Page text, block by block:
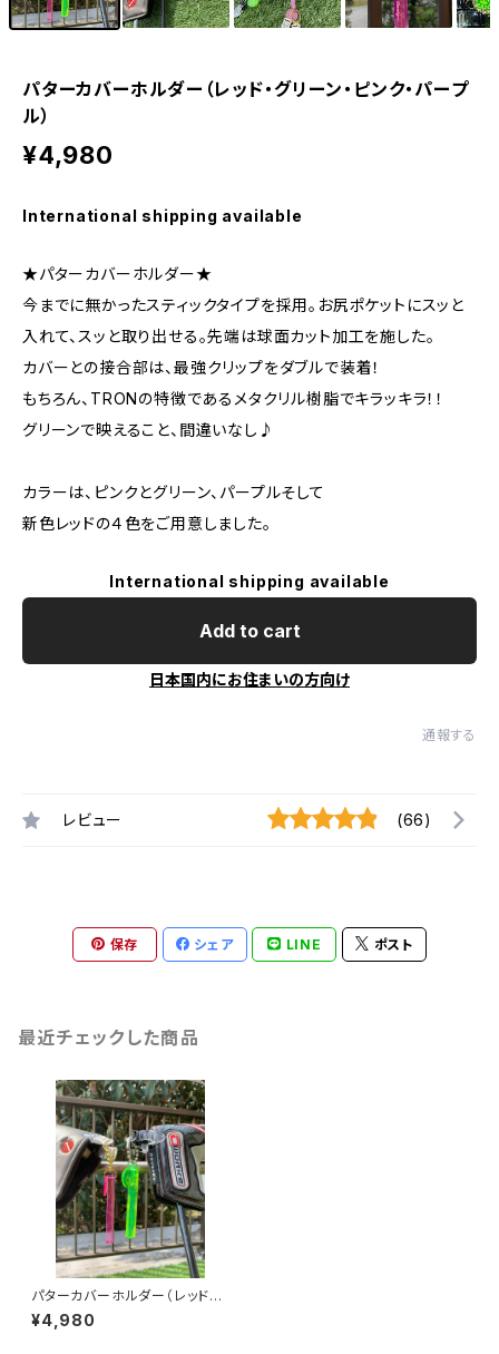
パターカバーホルダー（レッド・グリーン・ピンク・パープ
ル）
¥4,980
International shipping available
★パターカバーホルダー★
今までに無かったスティックタイプを採用。お尻ポケットにスッと
入れて、スッと取り出せる。先端は球面カット加工を施した。
カバーとの接合部は、最強クリップをダブルで装着！
もちろん、TRONの特徴であるメタクリル樹脂でキラッキラ！！
グリーンで映えること、間違いなし♪
カラーは、ピンクとグリーン、パープルそして
新色レッドの４色をご用意しました。
International shipping available
Add to cart
日本国内にお住まいの方向け
通報する
レビュー (66)
保存 シェア LINE ポスト
最近チェックした商品
パターカバーホルダー（レッド・
グリーン・ピンク・パープル）
¥4,980